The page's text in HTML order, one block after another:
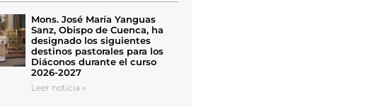
Mons. José María Yanguas
Sanz, Obispo de Cuenca, ha
designado los siguientes
destinos pastorales para los
Diáconos durante el curso
2026-2027
Leer noticia »